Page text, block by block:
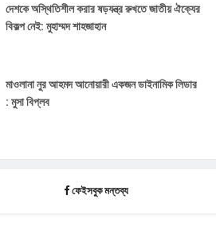
দেশকে অস্থিতিশীল করার ষড়যন্ত্র রুখতে জাতীয় ঐক্যের
বিকল্প নেই: মুহাম্মদ শাহজাহান
মাওলানা নুর আহমদ আনোয়ারী একজন ডাইনামিক লিডার
: মুসা বিপ্লব
ফেইসবুক মন্তব্য